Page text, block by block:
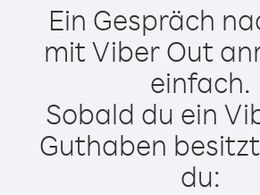
Ein Gespräch
mit Viber Out
einfach.
Sobald du ein
Guthaben
du: